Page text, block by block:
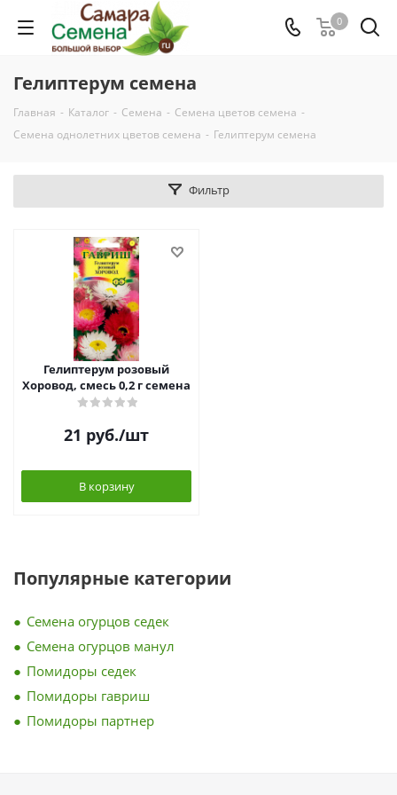
0
Гелиптерум семена
Главная - Каталог - Семена - Семена цветов семена -
Семена однолетних цветов семена - Гелиптерум семена
Фильтр
Гелиптерум розовый
Хоровод, смесь 0,2 г семена
21 руб./шт
В корзину
Популярные категории
Семена огурцов седек
Семена огурцов манул
Помидоры седек
Помидоры гавриш
Помидоры партнер